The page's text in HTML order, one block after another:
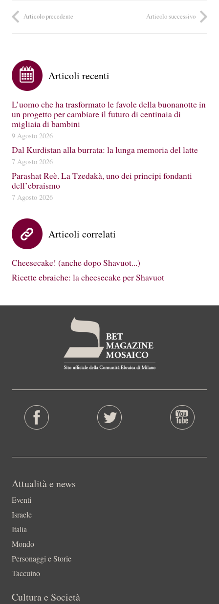
Articolo precedente Articolo successivo
Articoli recenti
L’uomo che ha trasformato le favole della buonanotte in
un progetto per cambiare il futuro di centinaia di
migliaia di bambini
9 Agosto 2026
Dal Kurdistan alla burrata: la lunga memoria del latte
7 Agosto 2026
Parashat Reè. La Tzedakà, uno dei principi fondanti
dell’ebraismo
7 Agosto 2026
Articoli correlati
Cheesecake! (anche dopo Shavuot...)
Ricette ebraiche: la cheesecake per Shavuot
Attualità e news
Eventi
Israele
Italia
Mondo
Personaggi e Storie
Taccuino
Cultura e Società